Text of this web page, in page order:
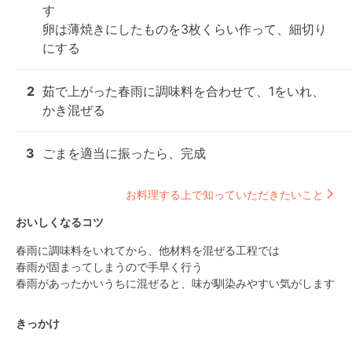
す
卵は薄焼きにしたものを3枚くらい作って、細切り
にする
2 茹で上がった春雨に調味料を合わせて、1をいれ、
かき混ぜる
3 ごまを適当に振ったら、完成
お料理する上で知っていただきたいこと
おいしくなるコツ
春雨に調味料をいれてから、他材料を混ぜる工程では
春雨が固まってしまうので手早く行う
春雨があったかいうちに混ぜると、味が馴染みやすい気がします
きっかけ